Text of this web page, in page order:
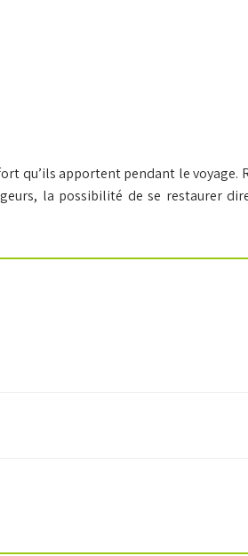
qu’ils apportent pendant le voyage.
la possibilité de se restaurer